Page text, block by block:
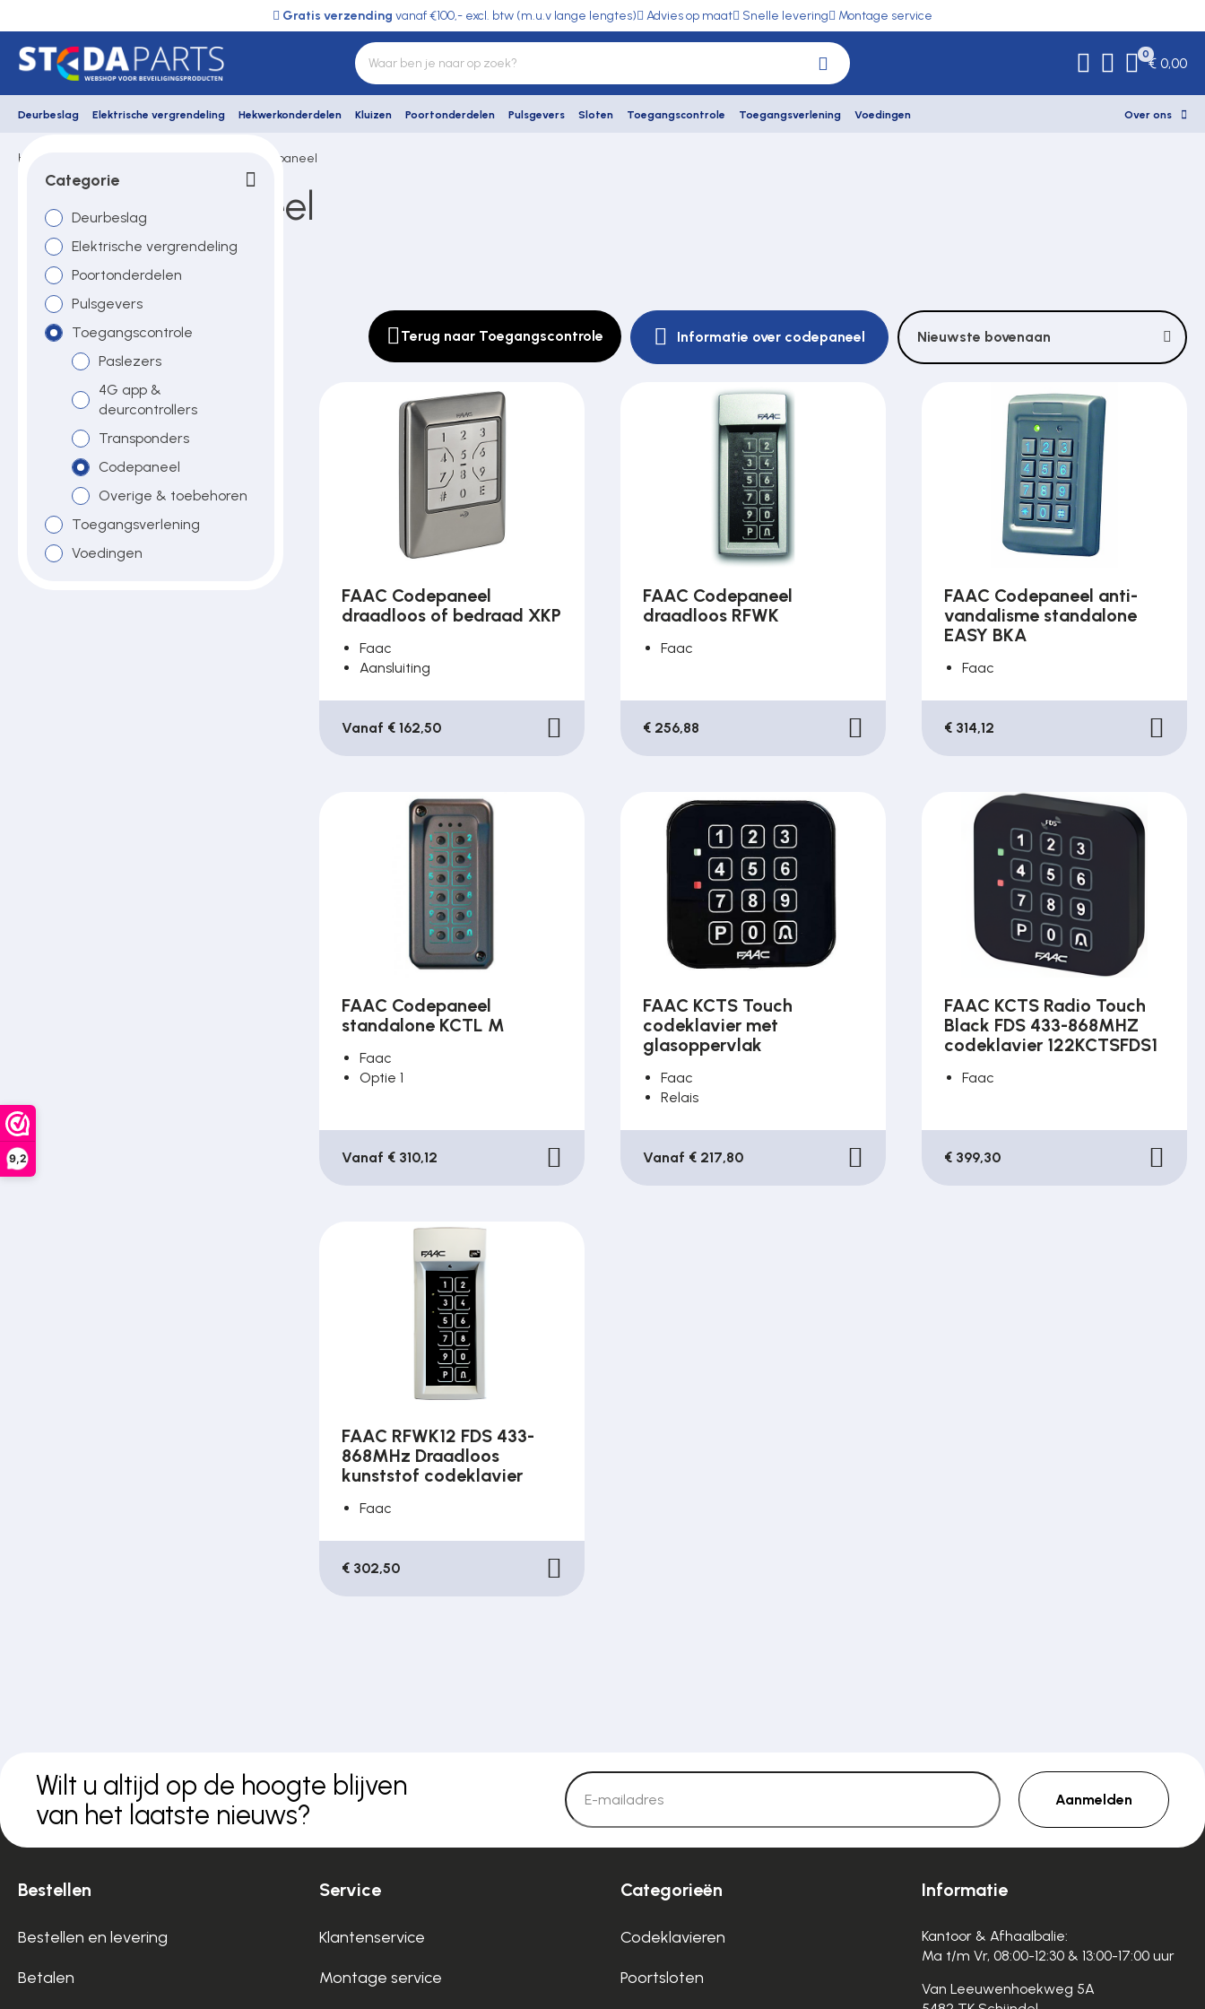
9,2
Gratis verzending vanaf €100,- excl. btw (m.u.v lange lengtes) Advies op maat Snelle levering Montage service
0
€ 0,00
Deurbeslag Elektrische vergrendeling Hekwerkonderdelen Kluizen Poortonderdelen Pulsgevers Sloten Toegangscontrole Toegangsverlening Voedingen Over ons
Elektrische vergrendeling
Hekwerkonderdelen
Poortonderdelen
Pulsgevers
Sloten
Home Codepaneel
Faac codepaneel
Terug naar Toegangscontrole Informatie over codepaneel Nieuwste bovenaan
Categorie
Deurbeslag
Elektrische vergrendeling
Poortonderdelen
Pulsgevers
Toegangscontrole
Paslezers
4G app &
deurcontrollers
Transponders
Codepaneel
Overige & toebehoren
Toegangsverlening
Voedingen
FAAC Codepaneel
draadloos of bedraad XKP
Faac
Aansluiting
Vanaf € 162,50
FAAC Codepaneel
draadloos RFWK
Faac
€ 256,88
FAAC Codepaneel anti-
vandalisme standalone
EASY BKA
Faac
€ 314,12
FAAC Codepaneel
standalone KCTL M
Faac
Optie 1
Vanaf € 310,12
FAAC KCTS Touch
codeklavier met
glasoppervlak
Faac
Relais
Vanaf € 217,80
FAAC KCTS Radio Touch
Black FDS 433-868MHZ
codeklavier 122KCTSFDS1
Faac
€ 399,30
FAAC RFWK12 FDS 433-
868MHz Draadloos
kunststof codeklavier
Faac
€ 302,50
Wilt u altijd op de hoogte blijven
van het laatste nieuws?
Aanmelden
Bestellen
Bestellen en levering
Betalen
Service
Klantenservice
Montage service
Categorieën
Codeklavieren
Poortsloten
Informatie
Kantoor & Afhaalbalie:
Ma t/m Vr, 08:00-12:30 & 13:00-17:00 uur
Van Leeuwenhoekweg 5A